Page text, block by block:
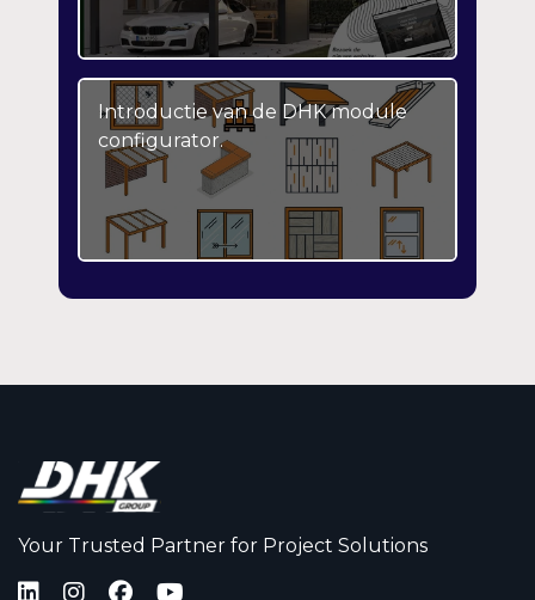
Introductie van de DHK module
configurator.
Your Trusted Partner for Project Solutions